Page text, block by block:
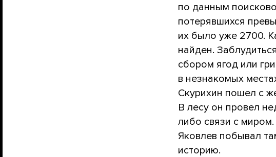
по данным
потерявшихся
их было уже 2700.
найден.
сбором ягод или
в незнакомых
Скурихин пошел с
В лесу он провел
либо связи с
Яковлев побывал
историю.